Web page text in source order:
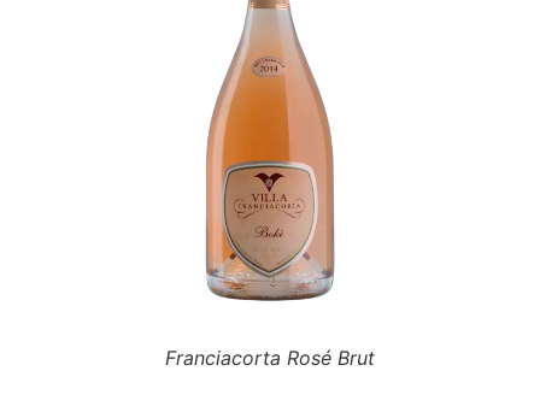
Franciacorta Rosé Brut